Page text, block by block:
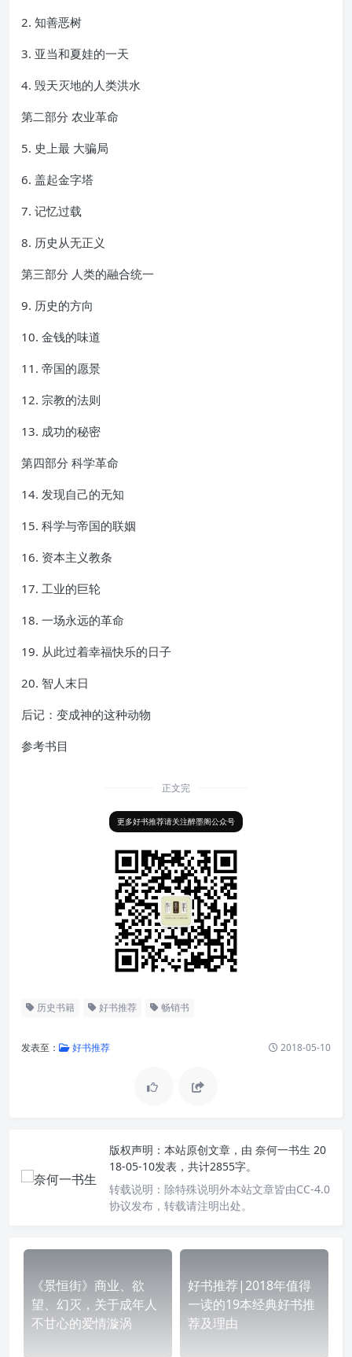
2. 知善恶树
3. 亚当和夏娃的一天
4. 毁天灭地的人类洪水
第二部分 农业革命
5. 史上最 大骗局
6. 盖起金字塔
7. 记忆过载
8. 历史从无正义
第三部分 人类的融合统一
9. 历史的方向
10. 金钱的味道
11. 帝国的愿景
12. 宗教的法则
13. 成功的秘密
第四部分 科学革命
14. 发现自己的无知
15. 科学与帝国的联姻
16. 资本主义教条
17. 工业的巨轮
18. 一场永远的革命
19. 从此过着幸福快乐的日子
20. 智人末日
后记：变成神的这种动物
参考书目
正文完
更多好书推荐请关注醉墨阁公众号
历史书籍 好书推荐 畅销书
发表至： 好书推荐 2018-05-10
版权声明： 本站原创文章，由 奈何一书生 20
18-05-10发表，共计2855字。
转载说明： 除特殊说明外本站文章皆由CC-4.0
协议发布，转载请注明出处。
《景恒街》商业、欲
望、幻灭，关于成年人
不甘心的爱情漩涡
好书推荐|2018年值得
一读的19本经典好书推
荐及理由